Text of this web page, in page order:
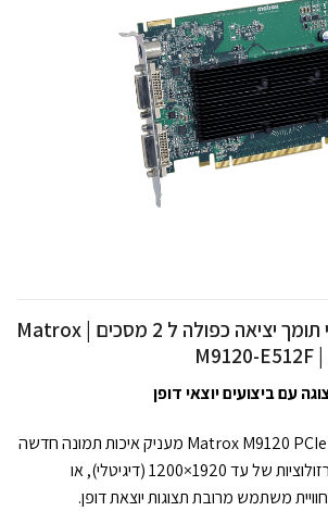
תכונות: כרטיס גרפי תומך יציאה כפולה ל 2 מסכים Matrox |
M9120-E512F
עם ביצועים יוצאי דופן
כרטיס המסך Matrox M9120 PCIe x16 ATX מעניק איכות תמונה חדשה
עם תמיכה בצג כפול ברזולוציות של עד 1920×1200 (דיגיטלי), או